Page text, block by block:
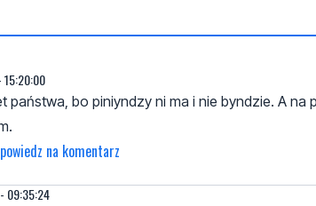
państwa, bo piniyndzy ni ma i nie byndzie. A na
na komentarz
09:35:24